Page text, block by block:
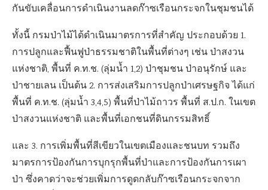
กันขับเคลื่อนการดำเนินงานลดก๊าซเรือนกระจกในชุมชนได้
ทั้งนี้ กรมป่าไม้ได้ดำเนินมาตรการที่สำคัญ ประกอบด้วย 1.
การปลูกและฟื้นฟูป่าธรรมชาติในพื้นที่ต่างๆ เช่น ป่าสงวน
แห่งชาติ, พื้นที่ ค.ท.ช. (ลุ่มน้ำ 1,2) ป่าชุมชน ป่าอนุรักษ์ และ
ป่าชายเลน เป็นต้น 2. การส่งเสริมการปลูกป่าเศรษฐกิจ ได้แก่
พื้นที่ ค.ท.ช. (ลุ่มน้ำ 3,4,5) พื้นที่ป่าไม้ถาวร พื้นที่ ส.ป.ก. ในเขต
ป่าสงวนแห่งชาติ และพื้นที่เอกชนที่ดินกรรมสิทธิ์
และ 3. การเพิ่มพื้นที่สีเขียวในเขตเมืองและชนบท รวมถึง
มาตรการป้องกันการบุกรุกพื้นที่ป่าและการป้องกันการเผา
ป่า ซึ่งคาดว่าจะช่วยเพิ่มการดูดกลับก๊าซเรือนกระจกจาก